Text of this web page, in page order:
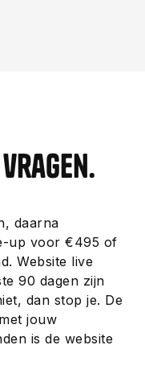
daarna
up voor €495 of
Website live
90 dagen zijn
dan stop je. De
jouw
is de website